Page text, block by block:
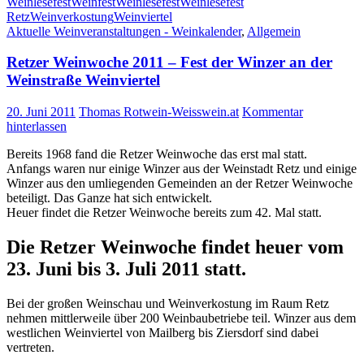
RetzWeinverkostungWeinviertel
Aktuelle Weinveranstaltungen - Weinkalender, Allgemein
Retzer Weinwoche 2011 – Fest der Winzer an der
Weinstraße Weinviertel
20. Juni 2011 Thomas Rotwein-Weisswein.at Kommentar
hinterlassen
Bereits 1968 fand die Retzer Weinwoche das erst mal statt.
Anfangs waren nur einige Winzer aus der Weinstadt Retz und einige
Winzer aus den umliegenden Gemeinden an der Retzer Weinwoche
beteiligt. Das Ganze hat sich entwickelt.
Heuer findet die Retzer Weinwoche bereits zum 42. Mal statt.
Die Retzer Weinwoche findet heuer vom
23. Juni bis 3. Juli 2011 statt.
Bei der großen Weinschau und Weinverkostung im Raum Retz
nehmen mittlerweile über 200 Weinbaubetriebe teil. Winzer aus dem
westlichen Weinviertel von Mailberg bis Ziersdorf sind dabei
vertreten.